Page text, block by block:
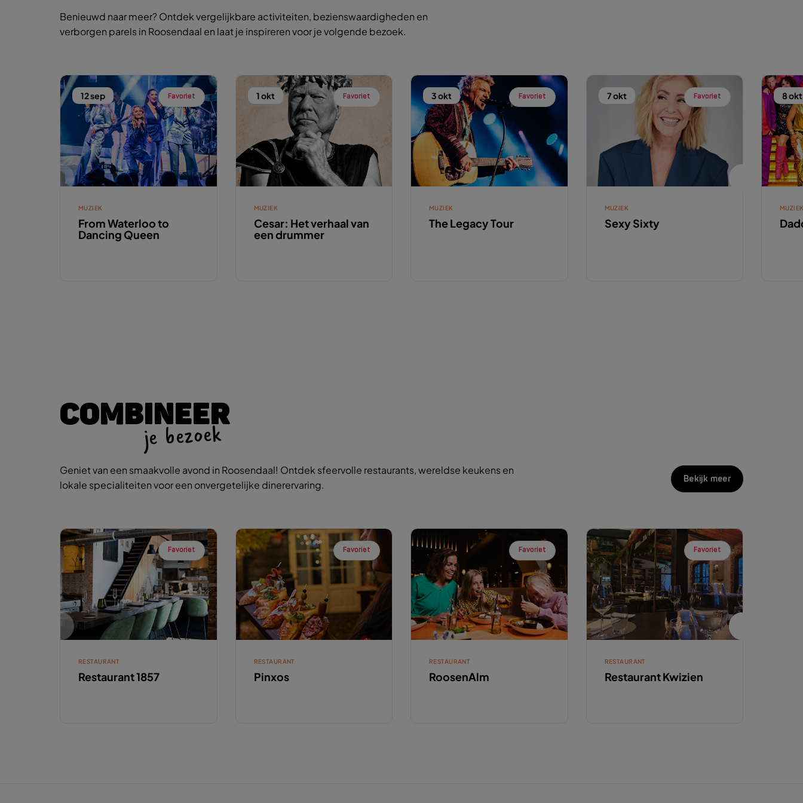
Benieuwd naar meer? Ontdek vergelijkbare activiteiten, bezienswaardigheden en
verborgen parels in Roosendaal en laat je inspireren voor je volgende bezoek.
12 sep Favoriet
MUZIEK
From Waterloo to
Dancing Queen
1 okt Favoriet
MUZIEK
Cesar: Het verhaal van
een drummer
3 okt Favoriet
MUZIEK
The Legacy Tour
7 okt Favoriet
MUZIEK
Sexy Sixty
8 okt
COMBINEER
je bezoek
Geniet van een smaakvolle avond in Roosendaal! Ontdek sfeervolle restaurants, wereldse keukens en
lokale specialiteiten voor een onvergetelijke dinerervaring.
Bekijk meer
Favoriet
RESTAURANT
Restaurant 1857
Favoriet
RESTAURANT
Pinxos
Favoriet
RESTAURANT
RoosenAlm
Favoriet
RESTAURANT
Restaurant Kwizien